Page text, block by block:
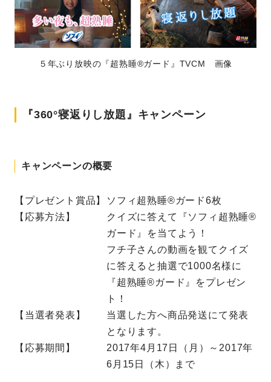
５年ぶり放映の『超熟睡®ガード』TVCM 画像
『360°寝返りし放題』キャンペーン
キャンペーンの概要
【プレゼント賞品】
ソフィ超熟睡®ガード6枚
【応募方法】
クイズに答えて『ソフィ超熟睡®
ガード』を当てよう！
フチ子さんの動画を観てクイズ
に答えると抽選で1000名様に
『超熟睡®ガード』をプレゼン
ト！
【当選者発表】
当選した方へ商品発送にて発表
となります。
【応募期間】
2017年4月17日（月）～2017年
6月15日（木）まで